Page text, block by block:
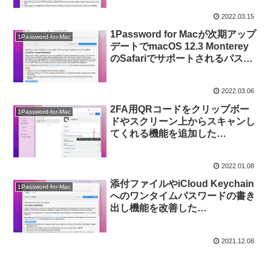
2022.03.15
1Password-for-Mac
1Password for Macが次期アップ
デートでmacOS 12.3 Monterey
のSafariでサポートされるパスワ
2022.03.06
1Password-for-Mac
2FA用QRコードをクリップボー
ドやスクリーン上からスキャンし
てくれる機能を追加した
2022.01.08
1Password-for-Mac
添付ファイルやiCloud Keychain
へのワンタイムパスワードの書き
出し機能を改善した
2021.12.08